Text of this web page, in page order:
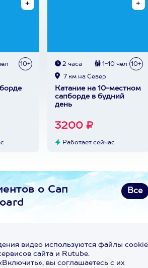
10+ 2 часа 1-10 чел 10+
7 км на Север
Катание на 10-местном
сапборде в будний
день
3200 ₽
Работает сейчас
о Сап
Все
видео используются файлы cookie
сайта и Rutube.
вы соглашаетесь с их